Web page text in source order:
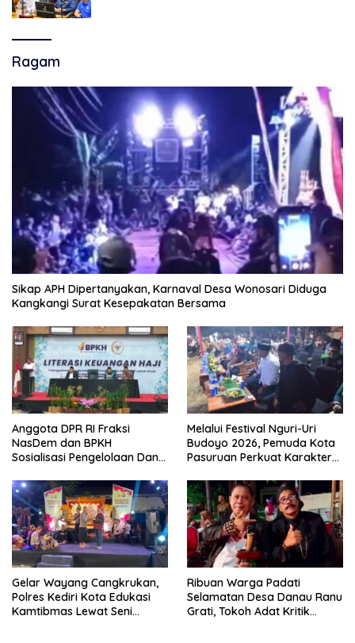
Ragam
Sikap APH Dipertanyakan, Karnaval Desa Wonosari Diduga
Kangkangi Surat Kesepakatan Bersama
Anggota DPR RI Fraksi
NasDem dan BPKH
Sosialisasi Pengelolaan Dana
Melalui Festival Nguri-Uri
Budoyo 2026, Pemuda Kota
Pasuruan Perkuat Karakter
Narkoba
Gelar Wayang Cangkrukan,
Polres Kediri Kota Edukasi
Kamtibmas Lewat Seni
Ribuan Warga Padati
Selamatan Desa Danau Ranu
Grati, Tokoh Adat Kritik